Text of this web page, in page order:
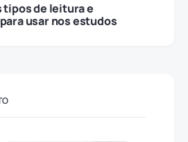
tipos de leitura e
usar nos estudos